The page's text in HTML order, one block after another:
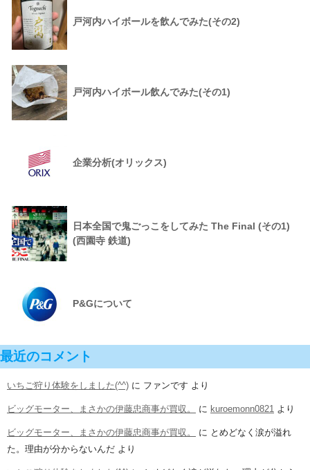
戸河内ハイボールを飲んでみた(その2)
戸河内ハイボール飲んでみた(その1)
企業分析(オリックス)
日本全国で鬼ごっこをしてみた The Final (その1)
(西園寺 鉄道)
P&Gについて
最近のコメント
いちご狩り体験をしました(^^) に ファンです より
ビッグモーター、まさかの伊藤忠商事が買収。 に kuroemonn0821 より
ビッグモーター、まさかの伊藤忠商事が買収。 に とめどなく涙が溢れ
た。理由が分からないんだ より